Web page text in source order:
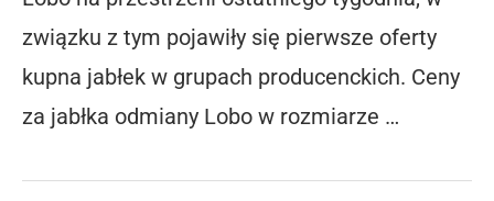
związku z tym pojawiły się pierwsze oferty
kupna jabłek w grupach producenckich. Ceny
za jabłka odmiany Lobo w rozmiarze …